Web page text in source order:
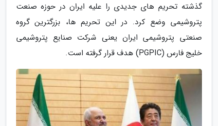
گذشته تحریم های جدیدی را علیه ایران در حوزه صنعت
پتروشیمی وضع کرد. در این تحریم ها، بزرگترین گروه
صنعتی پتروشیمی ایران یعنی شرکت صنایع پتروشیمی
خلیج فارس (PGPIC) هدف قرار گرفته است.